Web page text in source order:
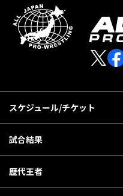
スケジュール/チケット
歴代王者
試合結果